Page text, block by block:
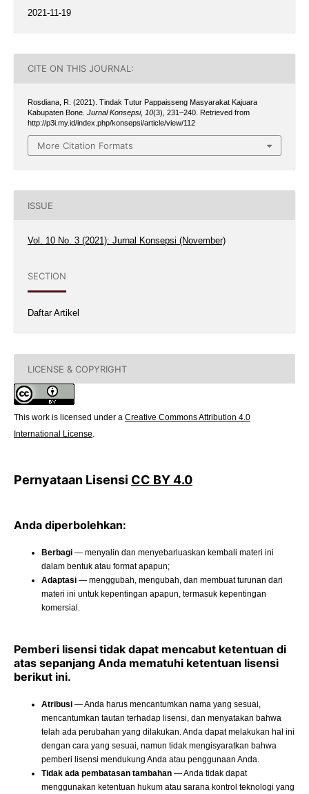
2021-11-19
CITE ON THIS JOURNAL:
Rosdiana, R. (2021). Tindak Tutur Pappaisseng Masyarakat Kajuara
Kabupaten Bone. Jurnal Konsepsi, 10(3), 231–240. Retrieved from
http://p3i.my.id/index.php/konsepsi/article/view/112
More Citation Formats
ISSUE
Vol. 10 No. 3 (2021): Jurnal Konsepsi (November)
SECTION
Daftar Artikel
LICENSE & COPYRIGHT
This work is licensed under a Creative Commons Attribution 4.0
International License.
Pernyataan Lisensi CC BY 4.0
Anda diperbolehkan:
Berbagi— menyalin dan menyebarluaskan kembali materi ini
dalam bentuk atau format apapun;
Adaptasi— menggubah, mengubah, dan membuat turunan dari
materi ini untuk kepentingan apapun, termasuk kepentingan
komersial.
Pemberi lisensi tidak dapat mencabut ketentuan di
atas sepanjang Anda mematuhi ketentuan lisensi
berikut ini.
Atribusi— Anda harus mencantumkan nama yang sesuai,
mencantumkan tautan terhadap lisensi, dan menyatakan bahwa
telah ada perubahan yang dilakukan. Anda dapat melakukan hal ini
dengan cara yang sesuai, namun tidak mengisyaratkan bahwa
pemberi lisensi mendukung Anda atau penggunaan Anda.
Tidak ada pembatasan tambahan— Anda tidak dapat
menggunakan ketentuan hukum atau sarana kontrol teknologi yang